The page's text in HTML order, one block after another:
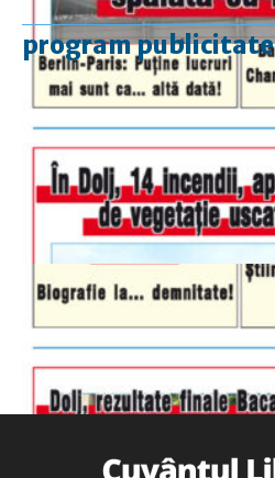
program publicitate
luni-vineri
duminică